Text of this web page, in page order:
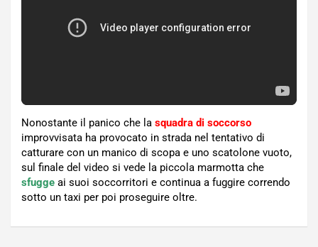
Nonostante il panico che la squadra di soccorso
improvvisata ha provocato in strada nel tentativo di
catturare con un manico di scopa e uno scatolone vuoto,
sul finale del video si vede la piccola marmotta che
sfugge ai suoi soccorritori e continua a fuggire correndo
sotto un taxi per poi proseguire oltre.